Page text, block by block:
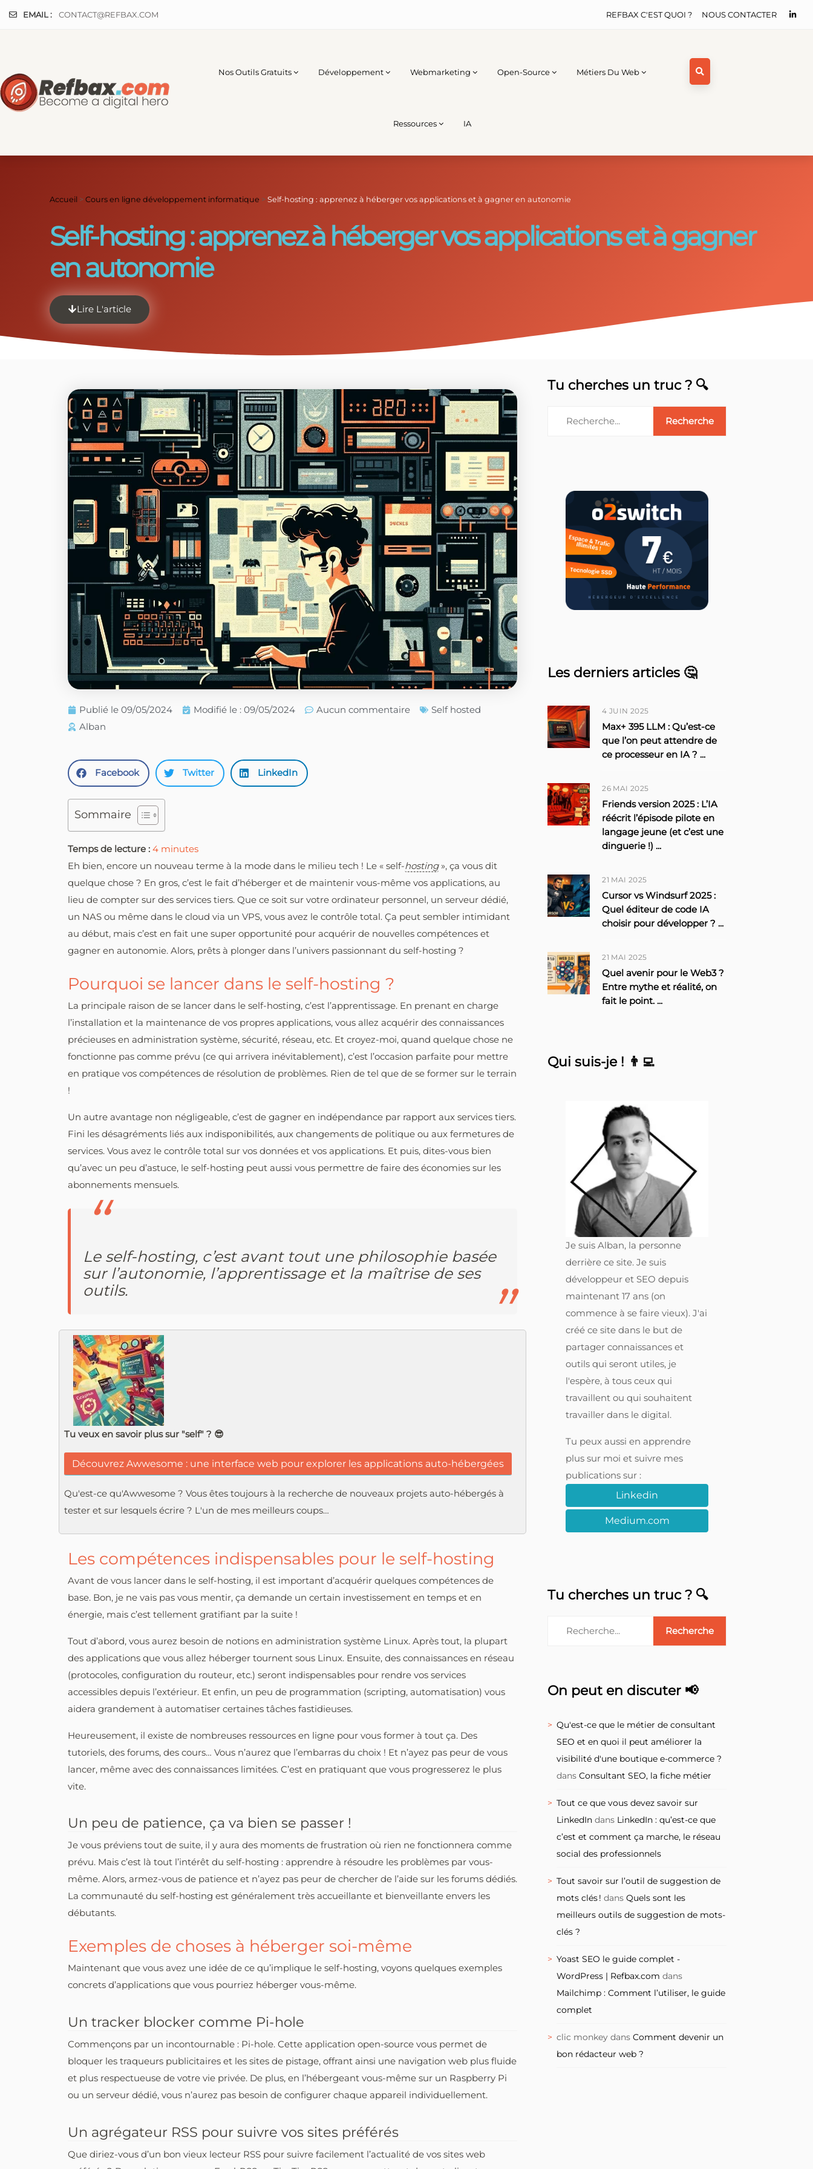
EMAIL : CONTACT@REFBAX.COM NOUS CONTACTER
REFBAX C'EST QUOI ?
Nos Outils Gratuits Développement Webmarketing Open-Source Métiers Du Web
Ressources IA
Accueil > Cours en ligne développement informatique > Self-hosting : apprenez à héberger vos applications et à gagner en autonomie
Self-hosting : apprenez à héberger vos applications et à gagner
en autonomie
Lire L'article
Publié le 09/05/2024 Modifié le : 09/05/2024 Aucun commentaire
Self hosted
Alban
Facebook Twitter LinkedIn
Sommaire
Temps de lecture : 4 minutes
Eh bien, encore un nouveau terme à la mode dans le milieu tech ! Le « self-hosting», ça vous dit
quelque chose ? En gros, c’est le fait d’héberger et de maintenir vous-même vos applications, au
lieu de compter sur des services tiers. Que ce soit sur votre ordinateur personnel, un serveur dédié,
un NAS ou même dans le cloud via un VPS, vous avez le contrôle total. Ça peut sembler intimidant
au début, mais c’est en fait une super opportunité pour acquérir de nouvelles compétences et
gagner en autonomie. Alors, prêts à plonger dans l’univers passionnant du self-hosting ?
Pourquoi se lancer dans le self-hosting ?
La principale raison de se lancer dans le self-hosting, c’est l’apprentissage. En prenant en charge
l’installation et la maintenance de vos propres applications, vous allez acquérir des connaissances
précieuses en administration système, sécurité, réseau, etc. Et croyez-moi, quand quelque chose ne
fonctionne pas comme prévu (ce qui arrivera inévitablement), c’est l’occasion parfaite pour mettre
en pratique vos compétences de résolution de problèmes. Rien de tel que de se former sur le terrain
!
Un autre avantage non négligeable, c’est de gagner en indépendance par rapport aux services tiers.
Fini les désagréments liés aux indisponibilités, aux changements de politique ou aux fermetures de
services. Vous avez le contrôle total sur vos données et vos applications. Et puis, dites-vous bien
qu’avec un peu d’astuce, le self-hosting peut aussi vous permettre de faire des économies sur les
abonnements mensuels.
Le self-hosting, c’est avant tout une philosophie basée
sur l’autonomie, l’apprentissage et la maîtrise de ses
outils.
Tu veux en savoir plus sur "self" ? 😎
Découvrez Awwesome : une interface web pour explorer les applications auto-hébergées
Qu'est-ce qu'Awwesome ? Vous êtes toujours à la recherche de nouveaux projets auto-hébergés à
tester et sur lesquels écrire ? L'un de mes meilleurs coups…
Les compétences indispensables pour le self-hosting
Avant de vous lancer dans le self-hosting, il est important d’acquérir quelques compétences de
base. Bon, je ne vais pas vous mentir, ça demande un certain investissement en temps et en
énergie, mais c’est tellement gratifiant par la suite !
Tout d’abord, vous aurez besoin de notions en administration système Linux. Après tout, la plupart
des applications que vous allez héberger tournent sous Linux. Ensuite, des connaissances en réseau
(protocoles, configuration du routeur, etc.) seront indispensables pour rendre vos services
accessibles depuis l’extérieur. Et enfin, un peu de programmation (scripting, automatisation) vous
aidera grandement à automatiser certaines tâches fastidieuses.
Heureusement, il existe de nombreuses ressources en ligne pour vous former à tout ça. Des
tutoriels, des forums, des cours… Vous n’aurez que l’embarras du choix ! Et n’ayez pas peur de vous
lancer, même avec des connaissances limitées. C’est en pratiquant que vous progresserez le plus
vite.
Un peu de patience, ça va bien se passer !
Je vous préviens tout de suite, il y aura des moments de frustration où rien ne fonctionnera comme
prévu. Mais c’est là tout l’intérêt du self-hosting : apprendre à résoudre les problèmes par vous-
même. Alors, armez-vous de patience et n’ayez pas peur de chercher de l’aide sur les forums dédiés.
La communauté du self-hosting est généralement très accueillante et bienveillante envers les
débutants.
Exemples de choses à héberger soi-même
Maintenant que vous avez une idée de ce qu’implique le self-hosting, voyons quelques exemples
concrets d’applications que vous pourriez héberger vous-même.
Un tracker blocker comme Pi-hole
Commençons par un incontournable : Pi-hole. Cette application open-source vous permet de
bloquer les traqueurs publicitaires et les sites de pistage, offrant ainsi une navigation web plus fluide
et plus respectueuse de votre vie privée. De plus, en l’hébergeant vous-même sur un Raspberry Pi
ou un serveur dédié, vous n’aurez pas besoin de configurer chaque appareil individuellement.
Un agrégateur RSS pour suivre vos sites préférés
Que diriez-vous d’un bon vieux lecteur RSS pour suivre facilement l’actualité de vos sites web
Tu cherches un truc ? 🔍
Les derniers articles 🤔
4 JUIN 2025
Max+ 395 LLM : Qu’est-ce
que l’on peut attendre de
ce processeur en IA ? ...
26 MAI 2025
Friends version 2025 : L’IA
réécrit l’épisode pilote en
langage jeune (et c’est une
dinguerie !) ...
21 MAI 2025
Cursor vs Windsurf 2025 :
Quel éditeur de code IA
choisir pour développer ? ...
21 MAI 2025
Quel avenir pour le Web3 ?
Entre mythe et réalité, on
fait le point. ...
Qui suis-je ! 👨‍💻
Je suis Alban, la personne
derrière ce site. Je suis
développeur et SEO depuis
maintenant 17 ans (on
commence à se faire vieux). J'ai
créé ce site dans le but de
partager connaissances et
outils qui seront utiles, je
l'espère, à tous ceux qui
travaillent ou qui souhaitent
travailler dans le digital.
Tu peux aussi en apprendre
plus sur moi et suivre mes
publications sur :
Linkedin
Medium.com
Tu cherches un truc ? 🔍
On peut en discuter 📢
Qu'est-ce que le métier de consultant
SEO et en quoi il peut améliorer la
visibilité d'une boutique e-commerce ?
dansConsultant SEO, la fiche métier
Tout ce que vous devez savoir sur
LinkedIn dans LinkedIn : qu’est-ce que
c’est et comment ça marche, le réseau
social des professionnels
Tout savoir sur l’outil de suggestion de
mots clés ! dansQuels sont les
meilleurs outils de suggestion de mots-
clés ?
Yoast SEO le guide complet -
WordPress | Refbax.com dans
Mailchimp : Comment l’utiliser, le guide
complet
clic monkey dansComment devenir un
bon rédacteur web ?